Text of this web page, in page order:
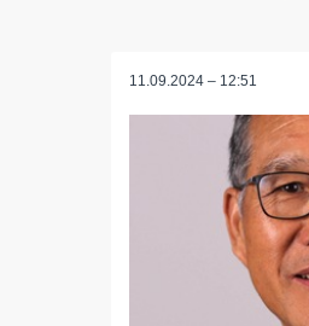
11.09.2024 – 12:51